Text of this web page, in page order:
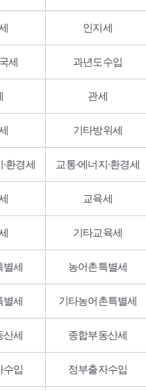
인지세
세 과년도수입
관세
기타방위세
·환경세 교통·에너지·환경세
교육세
기타교육세
별세 농어촌특별세
별세 기타농어촌특별세
산세 종합부동산세
수입 정부출자수입